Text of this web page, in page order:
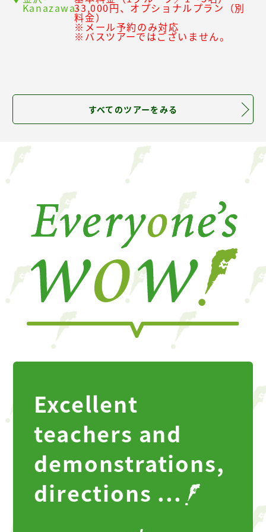
Kanazawa-33,000円、オプショナルプラン（別
料金）
※メール予約のみ対応
※バスツアーではございません。
すべてのツアーをみる
Excellent
teachers and
demonstrations,
directions ...